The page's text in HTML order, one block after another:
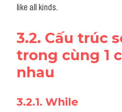
like all kinds.
3.2. Cấu trúc
trong cùng 1
nhau
3.2.1. While